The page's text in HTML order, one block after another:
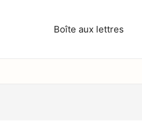
Boîte aux lettres